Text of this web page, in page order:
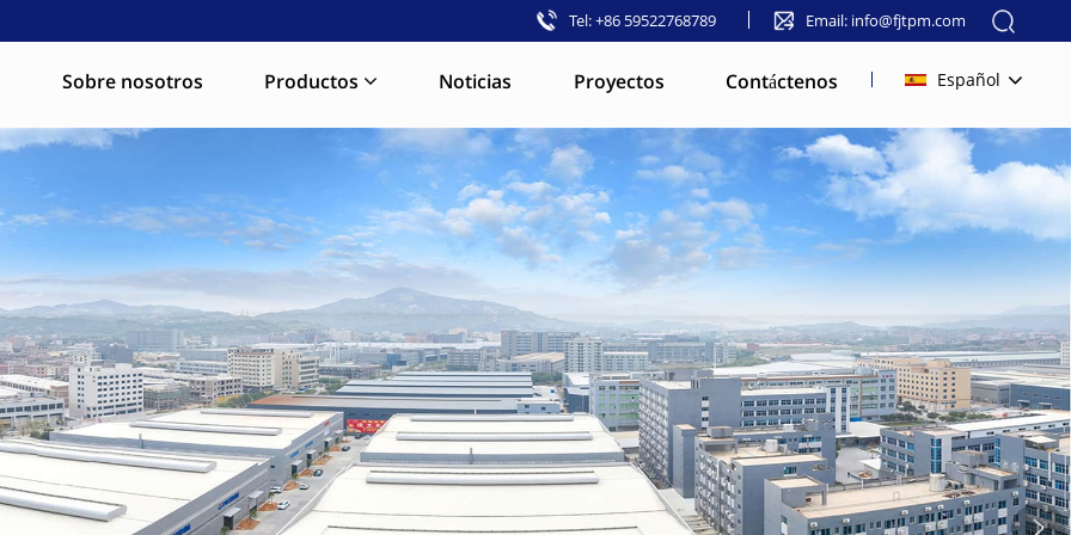
Tel: +86 59522768789 Email: info@fjtpm.com
Sobre nosotros Productos Noticias Proyectos Contáctenos Español
English
français
русский
español
العربية